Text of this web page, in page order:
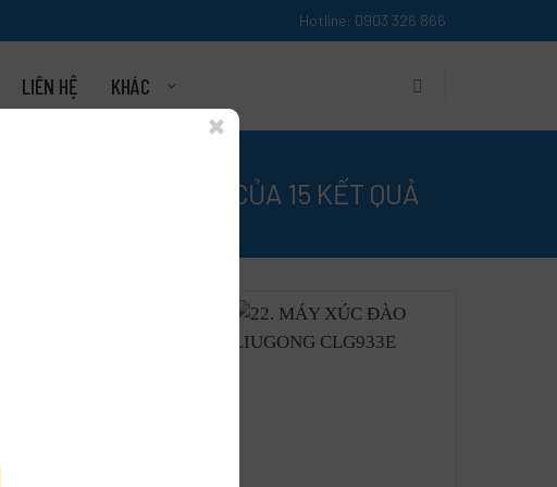
Hotline: 0903 326 866
LIÊN HỆ KHÁC
HIỂN THỊ 1–8 CỦA 15 KẾT QUẢ